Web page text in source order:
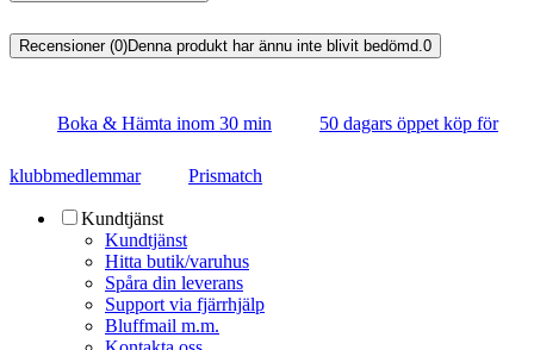
Recensioner (0)Denna produkt har ännu inte blivit bedömd. 0
Boka & Hämta inom 30 min 50 dagars öppet köp för
klubbmedlemmar Prismatch
Kundtjänst
Kundtjänst
Hitta butik/varuhus
Spåra din leverans
Support via fjärrhjälp
Bluffmail m.m.